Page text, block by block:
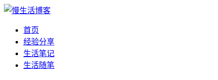
首页
经验分享
生活笔记
生活随笔